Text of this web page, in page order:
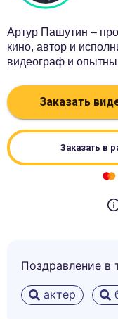
Артур Пашутин –
кино, автор и
видеограф и
Заказать
Заказать в
Поздравление в
актер